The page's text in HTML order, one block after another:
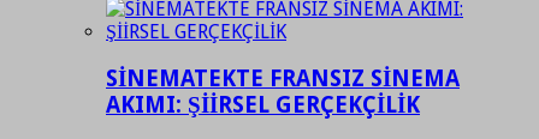
SİNEMATEKTE FRANSIZ SİNEMA
AKIMI: ŞİİRSEL GERÇEKÇİLİK